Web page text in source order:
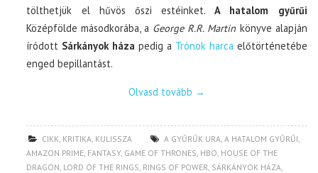
tölthetjük el hűvös őszi estéinket.A hatalom gyűrűi
Középfölde másodkorába, a George R.R. Martinkönyve alapján
íródott Sárkányok háza pedig a Trónok harca előtörténetébe
enged bepillantást.
Olvasd tovább →
CIKK KRITIKA KULISSZA A GYŰRŰK URA ,A HATALOM GYŰRŰI
AMAZON PRIME FANTASY, GAME OF THRONES HBO HOUSE OF THE
DRAGON LORD OF THE RINGS RINGS OF POWER SÁRKÁNYOK HÁZA